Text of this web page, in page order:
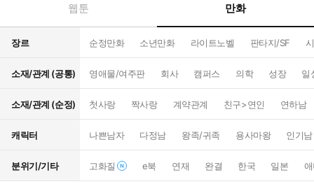
웹툰 만화
장르 순정만화 소년만화 라이트노벨 판타지/SF
소재/관계 (공통) 영애물/여주판 회사 캠퍼스 의학 성장 일
소재/관계 (순정) 첫사랑 짝사랑 계약관계 친구>연인 연하남
캐릭터 나쁜남자 다정남 왕족/귀족 용사마왕 인기남
분위기/기타 고화질 e북 연재 완결 한국 일본